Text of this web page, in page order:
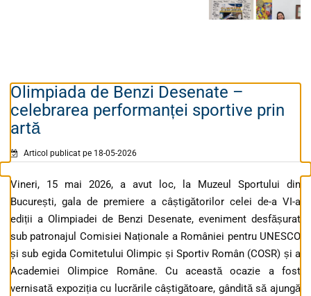
Olimpiada de Benzi Desenate –
celebrarea performanței sportive prin
artă
Articol publicat pe 18-05-2026
Vineri, 15 mai 2026, a avut loc, la Muzeul Sportului din
București, gala de premiere a câștigătorilor celei de-a VI-a
ediții a Olimpiadei de Benzi Desenate, eveniment desfășurat
sub patronajul Comisiei Naționale a României pentru UNESCO
și sub egida Comitetului Olimpic și Sportiv Român (COSR) și a
Academiei Olimpice Române. Cu această ocazie a fost
vernisată expoziția cu lucrările câștigătoare, gândită să ajungă